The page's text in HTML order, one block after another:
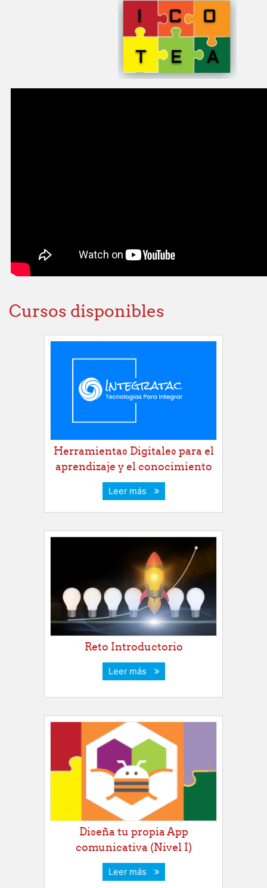
Cursos disponibles
Herramientas Digitales para el
aprendizaje y el conocimiento
Leer más
Reto Introductorio
Leer más
Diseña tu propia App
comunicativa (Nivel I)
Leer más